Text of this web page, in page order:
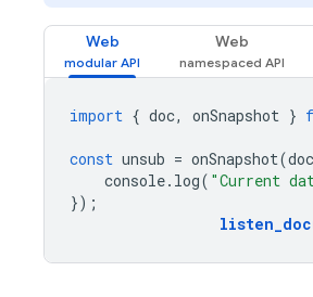
Web Web
import { doc, onSnapshot }
const unsub = onSnapshot(doc
console. log( "Current
});